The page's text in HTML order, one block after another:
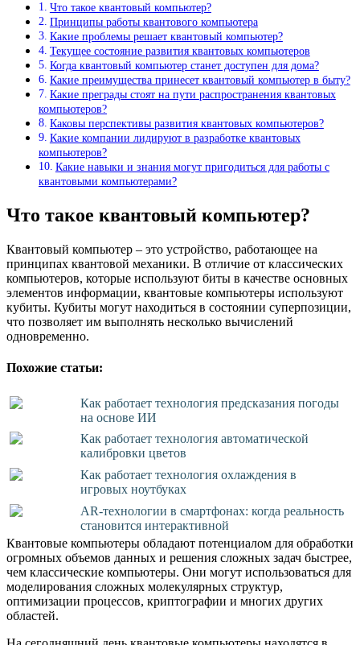
Что такое квантовый компьютер?
Принципы работы квантового компьютера
Какие проблемы решает квантовый компьютер?
Текущее состояние развития квантовых компьютеров
Когда квантовый компьютер станет доступен для дома?
Какие преимущества принесет квантовый компьютер в быту?
Какие преграды стоят на пути распространения квантовых
компьютеров?
Каковы перспективы развития квантовых компьютеров?
Какие компании лидируют в разработке квантовых
компьютеров?
Какие навыки и знания могут пригодиться для работы с
квантовыми компьютерами?
Что такое квантовый компьютер?
Квантовый компьютер – это устройство, работающее на
принципах квантовой механики. В отличие от классических
компьютеров, которые используют биты в качестве основных
элементов информации, квантовые компьютеры используют
кубиты. Кубиты могут находиться в состоянии суперпозиции,
что позволяет им выполнять несколько вычислений
одновременно.
Похожие статьи:
Как работает технология предсказания погоды
на основе ИИ
Как работает технология автоматической
калибровки цветов
Как работает технология охлаждения в
игровых ноутбуках
AR-технологии в смартфонах: когда реальность
становится интерактивной
Квантовые компьютеры обладают потенциалом для обработки
огромных объемов данных и решения сложных задач быстрее,
чем классические компьютеры. Они могут использоваться для
моделирования сложных молекулярных структур,
оптимизации процессов, криптографии и многих других
областей.